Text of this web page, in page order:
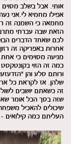
אותי. אבל בשלב
אפילו מחמיא לי.אני
מחמאה כי השמנה זה
הזאת שבה עברתי
לכם שאחד הדברים
אחרות באפריקה זה
מניעה מסוימים כי
כמה זה הזוי
ורותם סלע והן
שלהן. אז לקראת כל
זה כשאתם יושבים
שזה בסך הכל אומר
שיכולים להאכיל
העליתם כמה קילואים